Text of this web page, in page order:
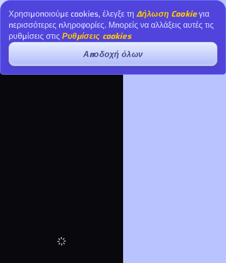
Χρησιμοποιούμε cookies, έλεγξε τη Δήλωση Cookieγια
περισσότερες πληροφορίες. Μπορείς να αλλάξεις αυτές τις
ρυθμίσεις στις Ρυθμίσεις cookies
Αποδοχή όλων